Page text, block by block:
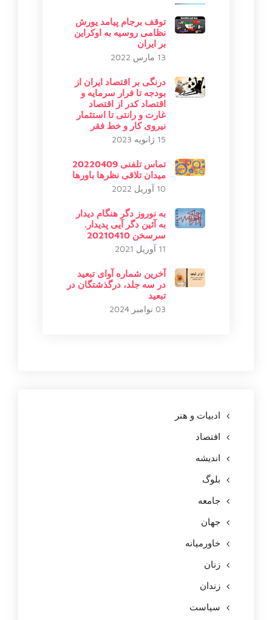
توقف برجام پیامد یورش
نظامی روسیه به اوکراین
بر ایران
13 مارس 2022
درنگی بر اقتصاد ایران از
بودجه تا فرار سرمایه و
اقتصاد کدر از اقتصاد
غارت و رانتی تا استثمار
نیروی کار و خط فقر
15 ژانویه 2023
تماس تلفنی 20220409
میدان تلاقی نظرها باورها
10 آوریل 2022
به نوروز دگر هنگام دیدار
به آئین دگر آیی پدیدار.
سرسخن 20210410
11 آوریل 2021
آخرین شماره آوای تبعید
در سه جلد، درگذشتگان در
تبعید
03 نوامبر 2024
ادبیات و هنر
افتصاد
اندیشه
بلوگ
جامعه
جهان
خاورمیانه
زنان
زندان
سیاست